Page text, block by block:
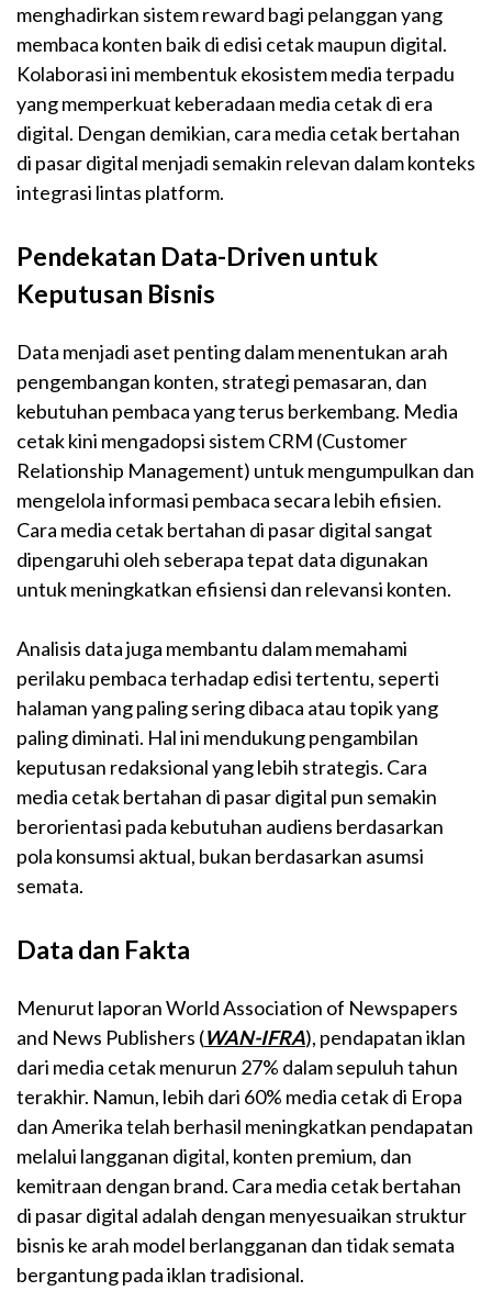
menghadirkan sistem reward bagi pelanggan yang
membaca konten baik di edisi cetak maupun digital.
Kolaborasi ini membentuk ekosistem media terpadu
yang memperkuat keberadaan media cetak di era
digital. Dengan demikian, cara media cetak bertahan
di pasar digital menjadi semakin relevan dalam konteks
integrasi lintas platform.
Pendekatan Data-Driven untuk
Keputusan Bisnis
Data menjadi aset penting dalam menentukan arah
pengembangan konten, strategi pemasaran, dan
kebutuhan pembaca yang terus berkembang. Media
cetak kini mengadopsi sistem CRM (Customer
Relationship Management) untuk mengumpulkan dan
mengelola informasi pembaca secara lebih efisien.
Cara media cetak bertahan di pasar digital sangat
dipengaruhi oleh seberapa tepat data digunakan
untuk meningkatkan efisiensi dan relevansi konten.
Analisis data juga membantu dalam memahami
perilaku pembaca terhadap edisi tertentu, seperti
halaman yang paling sering dibaca atau topik yang
paling diminati. Hal ini mendukung pengambilan
keputusan redaksional yang lebih strategis. Cara
media cetak bertahan di pasar digital pun semakin
berorientasi pada kebutuhan audiens berdasarkan
pola konsumsi aktual, bukan berdasarkan asumsi
semata.
Data dan Fakta
Menurut laporan World Association of Newspapers
and News Publishers (WAN-IFRA), pendapatan iklan
dari media cetak menurun 27% dalam sepuluh tahun
terakhir. Namun, lebih dari 60% media cetak di Eropa
dan Amerika telah berhasil meningkatkan pendapatan
melalui langganan digital, konten premium, dan
kemitraan dengan brand. Cara media cetak bertahan
di pasar digital adalah dengan menyesuaikan struktur
bisnis ke arah model berlangganan dan tidak semata
bergantung pada iklan tradisional.